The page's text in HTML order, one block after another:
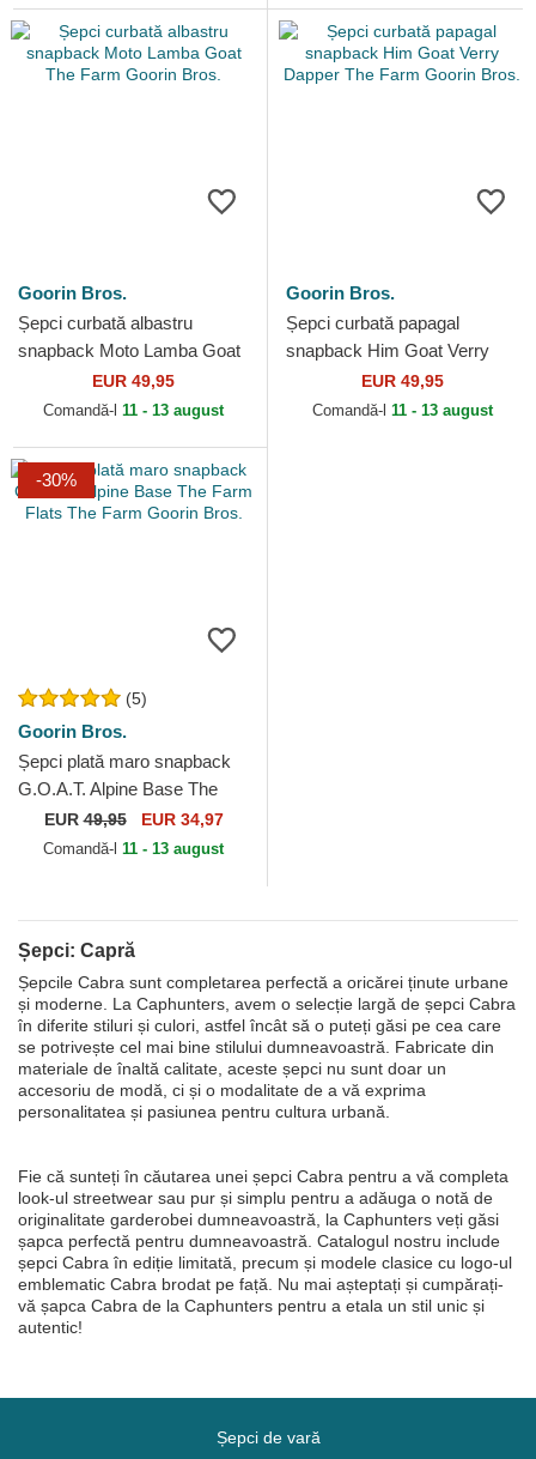
Goorin Bros.
Șepci curbată albastru
snapback Moto Lamba Goat
The Farm Goorin Bros.
EUR 49,95
Comandă-l 11 - 13 august
Goorin Bros.
Șepci curbată papagal
snapback Him Goat Verry
Dapper The Farm Goorin
Bros.
EUR 49,95
Comandă-l 11 - 13 august
-30%
(5)
Goorin Bros.
Șepci plată maro snapback
G.O.A.T. Alpine Base The
Farm Flats The Farm Goorin
Bros.
EUR49,95 EUR 34,97
Comandă-l 11 - 13 august
Șepci: Capră
Șepcile Cabra sunt completarea perfectă a oricărei ținute urbane
și moderne. La Caphunters, avem o selecție largă de șepci Cabra
în diferite stiluri și culori, astfel încât să o puteți găsi pe cea care
se potrivește cel mai bine stilului dumneavoastră. Fabricate din
materiale de înaltă calitate, aceste șepci nu sunt doar un
accesoriu de modă, ci și o modalitate de a vă exprima
personalitatea și pasiunea pentru cultura urbană.
Fie că sunteți în căutarea unei șepci Cabra pentru a vă completa
look-ul streetwear sau pur și simplu pentru a adăuga o notă de
originalitate garderobei dumneavoastră, la Caphunters veți găsi
șapca perfectă pentru dumneavoastră. Catalogul nostru include
șepci Cabra în ediție limitată, precum și modele clasice cu logo-ul
emblematic Cabra brodat pe față. Nu mai așteptați și cumpărați-
vă șapca Cabra de la Caphunters pentru a etala un stil unic și
autentic!
Șepci de vară